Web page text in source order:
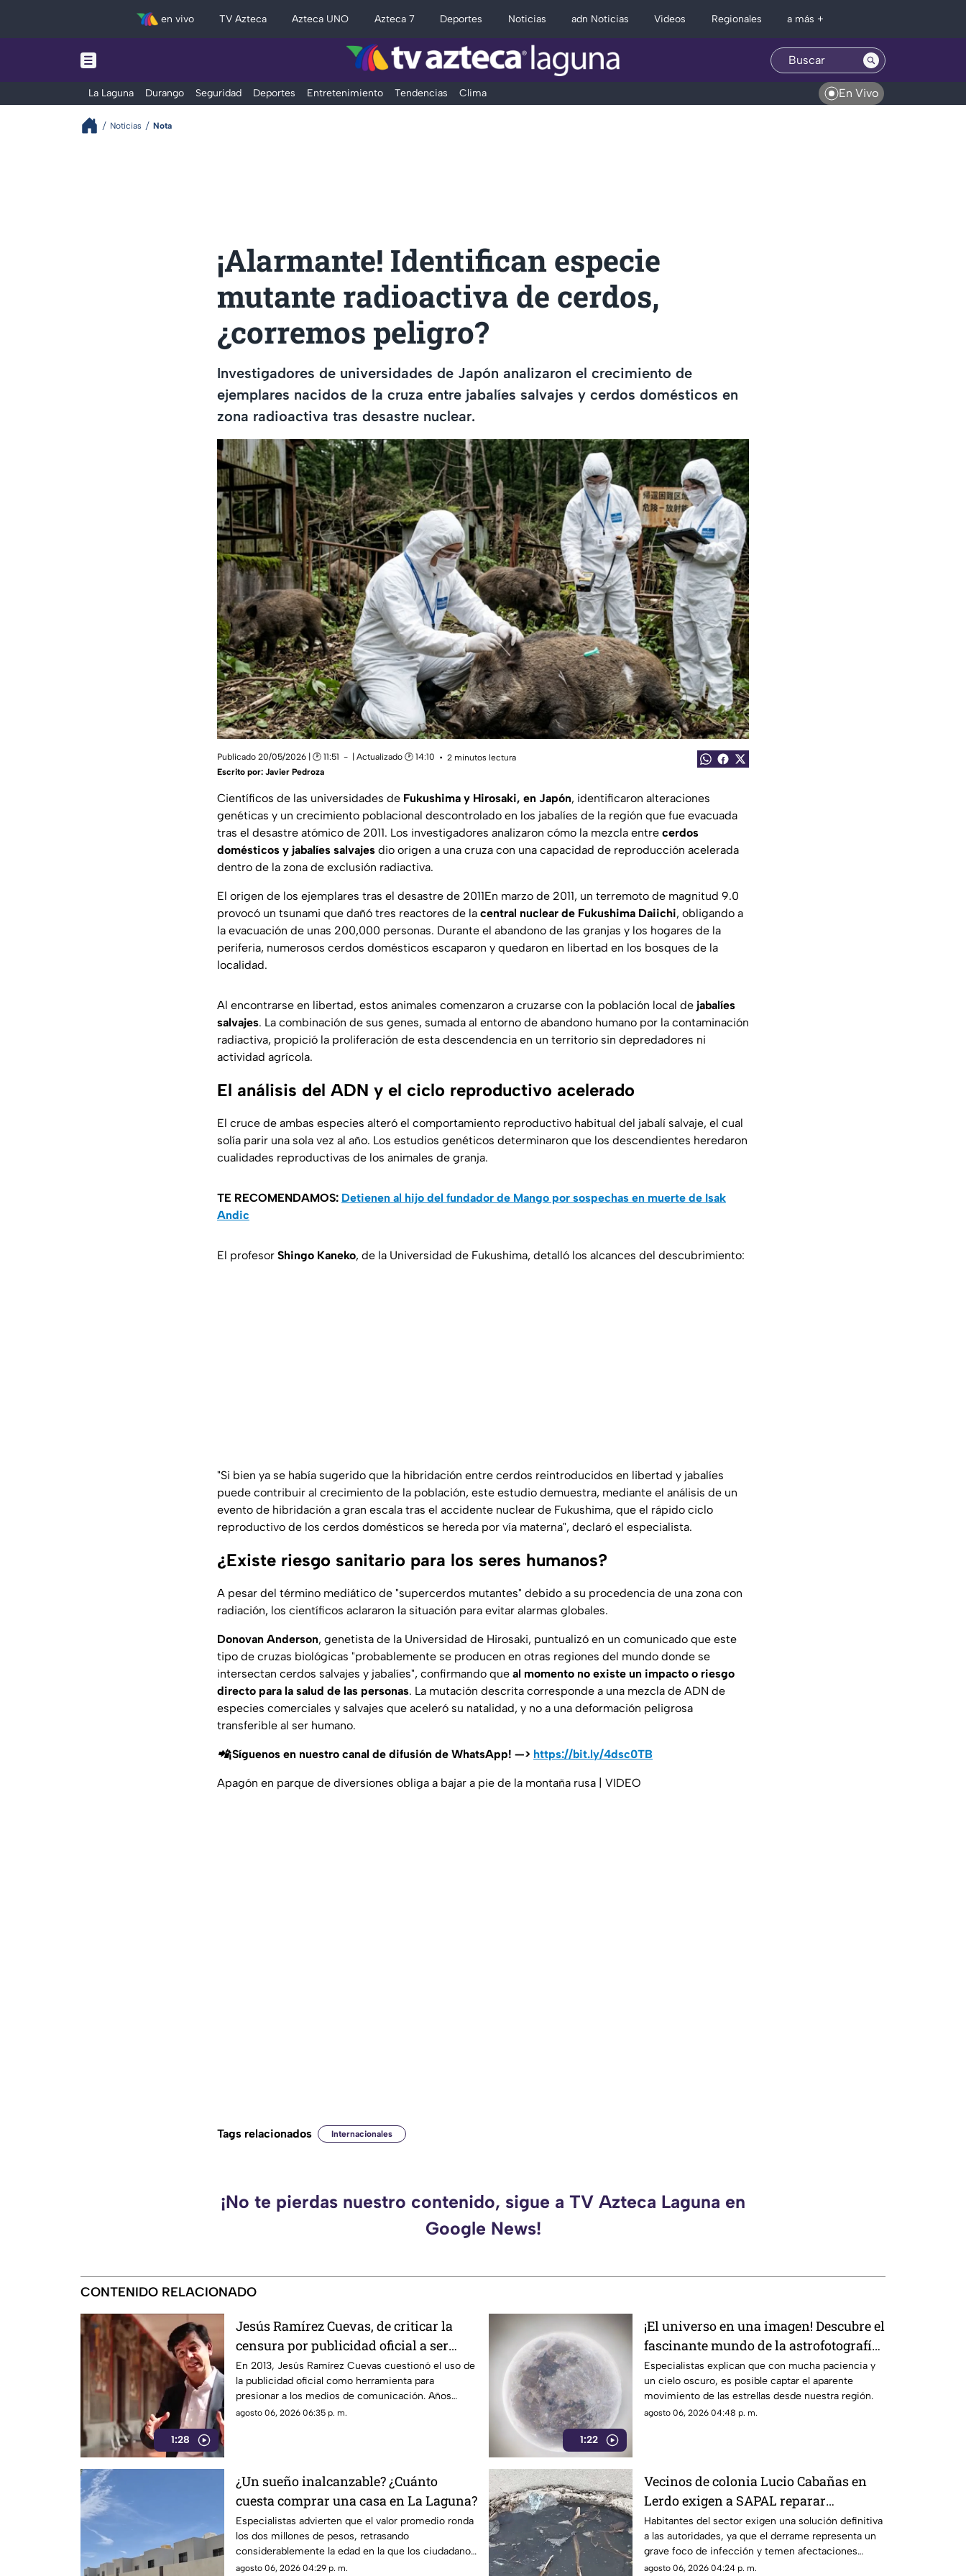
en vivo TV Azteca Azteca UNO Azteca 7 Deportes Noticias adn Noticias Videos Regionales a más +
La Laguna Durango Seguridad Deportes Entretenimiento Tendencias Clima En Vivo
Noticias Nota
¡Alarmante! Identifican especie
mutante radioactiva de cerdos,
¿corremos peligro?
Investigadores de universidades de Japón analizaron el crecimiento de
ejemplares nacidos de la cruza entre jabalíes salvajes y cerdos domésticos en
zona radioactiva tras desastre nuclear.
Publicado 20/05/2026 | 🕑 11:51 | Actualizado 🕑 14:10
2 minutos lectura
Escrito por: Javier Pedroza
Científicos de las universidades de Fukushima y Hirosaki, en Japón, identificaron alteraciones
genéticas y un crecimiento poblacional descontrolado en los jabalíes de la región que fue evacuada
tras el desastre atómico de 2011. Los investigadores analizaron cómo la mezcla entre cerdos
domésticos y jabalíes salvajes dio origen a una cruza con una capacidad de reproducción acelerada
dentro de la zona de exclusión radiactiva.
El origen de los ejemplares tras el desastre de 2011En marzo de 2011, un terremoto de magnitud 9.0
provocó un tsunami que dañó tres reactores de la central nuclear de Fukushima Daiichi, obligando a
la evacuación de unas 200,000 personas. Durante el abandono de las granjas y los hogares de la
periferia, numerosos cerdos domésticos escaparon y quedaron en libertad en los bosques de la
localidad.
Al encontrarse en libertad, estos animales comenzaron a cruzarse con la población local de jabalíes
salvajes. La combinación de sus genes, sumada al entorno de abandono humano por la contaminación
radiactiva, propició la proliferación de esta descendencia en un territorio sin depredadores ni
actividad agrícola.
El análisis del ADN y el ciclo reproductivo acelerado
El cruce de ambas especies alteró el comportamiento reproductivo habitual del jabalí salvaje, el cual
solía parir una sola vez al año. Los estudios genéticos determinaron que los descendientes heredaron
cualidades reproductivas de los animales de granja.
TE RECOMENDAMOS: Detienen al hijo del fundador de Mango por sospechas en muerte de Isak
Andic
El profesor Shingo Kaneko, de la Universidad de Fukushima, detalló los alcances del descubrimiento:
"Si bien ya se había sugerido que la hibridación entre cerdos reintroducidos en libertad y jabalíes
puede contribuir al crecimiento de la población, este estudio demuestra, mediante el análisis de un
evento de hibridación a gran escala tras el accidente nuclear de Fukushima, que el rápido ciclo
reproductivo de los cerdos domésticos se hereda por vía materna", declaró el especialista.
¿Existe riesgo sanitario para los seres humanos?
A pesar del término mediático de "supercerdos mutantes" debido a su procedencia de una zona con
radiación, los científicos aclararon la situación para evitar alarmas globales.
Donovan Anderson, genetista de la Universidad de Hirosaki, puntualizó en un comunicado que este
tipo de cruzas biológicas "probablemente se producen en otras regiones del mundo donde se
intersectan cerdos salvajes y jabalíes", confirmando que al momento no existe un impacto o riesgo
directo para la salud de las personas. La mutación descrita corresponde a una mezcla de ADN de
especies comerciales y salvajes que aceleró su natalidad, y no a una deformación peligrosa
transferible al ser humano.
📲¡Síguenos en nuestro canal de difusión de WhatsApp! —> https://bit.ly/4dsc0TB
Apagón en parque de diversiones obliga a bajar a pie de la montaña rusa | VIDEO
Tags relacionados Internacionales
¡No te pierdas nuestro contenido, sigue a TV Azteca Laguna en
Google News!
CONTENIDO RELACIONADO
1:28
Jesús Ramírez Cuevas, de criticar la
censura por publicidad oficial a ser
señalado por estrategia de control
informativo
En 2013, Jesús Ramírez Cuevas cuestionó el uso de
la publicidad oficial como herramienta para
presionar a los medios de comunicación. Años
después, su papel dentro del gobierno ha reavivado
agosto 06, 2026 06:35 p. m.
1:22
¡El universo en una imagen! Descubre el
fascinante mundo de la astrofotografía
en La Laguna
Especialistas explican que con mucha paciencia y
un cielo oscuro, es posible captar el aparente
movimiento de las estrellas desde nuestra región.
agosto 06, 2026 04:48 p. m.
¿Un sueño inalcanzable? ¿Cuánto
cuesta comprar una casa en La Laguna?
Especialistas advierten que el valor promedio ronda
los dos millones de pesos, retrasando
considerablemente la edad en la que los ciudadanos
logran adquirir su patrimonio.
agosto 06, 2026 04:29 p. m.
Vecinos de colonia Lucio Cabañas en
Lerdo exigen a SAPAL reparar
constante brote de aguas negras
Habitantes del sector exigen una solución definitiva
a las autoridades, ya que el derrame representa un
grave foco de infección y temen afectaciones
estructurales.
agosto 06, 2026 04:24 p. m.